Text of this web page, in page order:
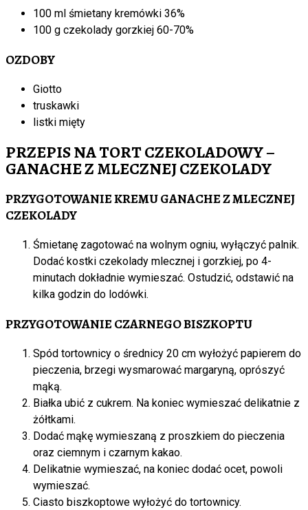
100 ml śmietany kremówki 36%
100 g czekolady gorzkiej 60-70%
OZDOBY
Giotto
truskawki
listki mięty
PRZEPIS NA TORT CZEKOLADOWY –
GANACHE Z MLECZNEJ CZEKOLADY
PRZYGOTOWANIE KREMU GANACHE Z MLECZNEJ
CZEKOLADY
Śmietanę zagotować na wolnym ogniu, wyłączyć palnik.
Dodać kostki czekolady mlecznej i gorzkiej, po 4-
minutach dokładnie wymieszać. Ostudzić, odstawić na
kilka godzin do lodówki.
PRZYGOTOWANIE CZARNEGO BISZKOPTU
Spód tortownicy o średnicy 20 cm wyłożyć papierem do
pieczenia, brzegi wysmarować margaryną, oprószyć
mąką.
Białka ubić z cukrem. Na koniec wymieszać delikatnie z
żółtkami.
Dodać mąkę wymieszaną z proszkiem do pieczenia
oraz ciemnym i czarnym kakao.
Delikatnie wymieszać, na koniec dodać ocet, powoli
wymieszać.
Ciasto biszkoptowe wyłożyć do tortownicy.